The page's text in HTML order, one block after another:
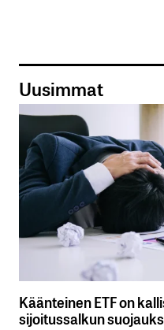
Uusimmat
Käänteinen ETF on
sijoitussalkun